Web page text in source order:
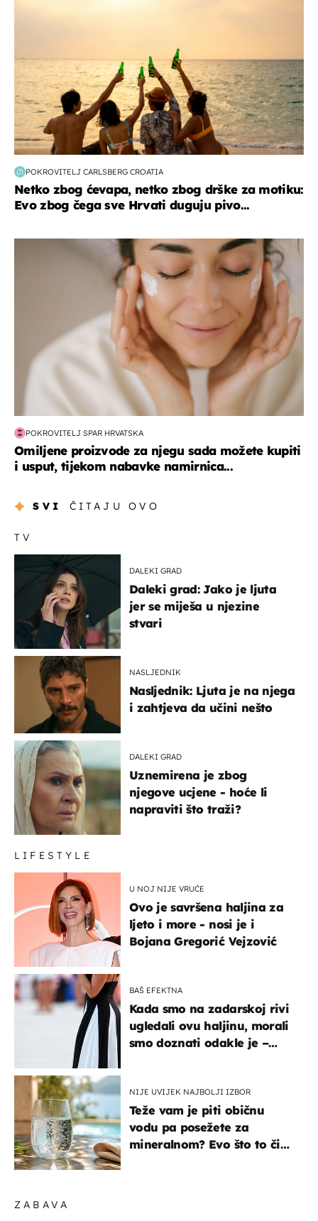
POKROVITELJ CARLSBERG CROATIA
Netko zbog ćevapa, netko zbog drške za motiku:
Evo zbog čega sve Hrvati duguju pivo...
moda & ljepota
POKROVITELJ SPAR HRVATSKA
Omiljene proizvode za njegu sada možete kupiti
i usput, tijekom nabavke namirnica...
SVI ČITAJU OVO
ZABAVA
TV
DALEKI GRAD
Daleki grad: Jako je ljuta
jer se miješa u njezine
stvari
NASLJEDNIK
Nasljednik: Ljuta je na njega
i zahtjeva da učini nešto
DALEKI GRAD
Uznemirena je zbog
njegove ucjene - hoće li
napraviti što traži?
LIFESTYLE
U NOJ NIJE VRUĆE
Ovo je savršena haljina za
ljeto i more - nosi je i
Bojana Gregorić Vejzović
BAŠ EFEKTNA
Kada smo na zadarskoj rivi
ugledali ovu haljinu, morali
smo doznati odakle je –
NIJE UVIJEK NAJBOLJI IZBOR
Teže vam je piti običnu
vodu pa posežete za
mineralnom? Evo što to čini